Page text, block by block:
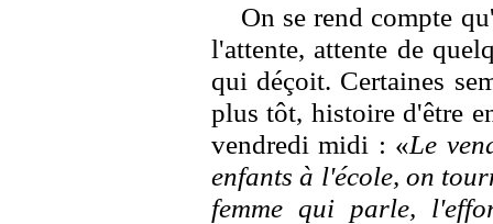
On se rend compte
l'attente, attente de
qui déçoit. Certaines
plus tôt, histoire d'être
vendredi midi : «Le
enfants à l'école, on
femme qui parle,